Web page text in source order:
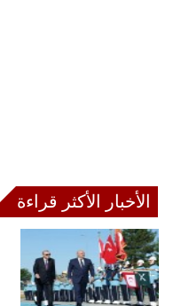
الأخبار الأكثر قراءة